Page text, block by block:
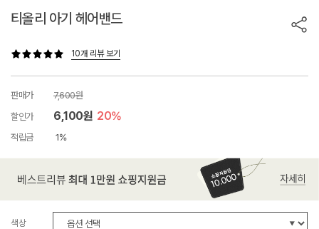
티올리 아기 헤어밴드
10개 리뷰 보기
판매가
7,600원
할인가
6,100원 20%
적립금 1%
색상